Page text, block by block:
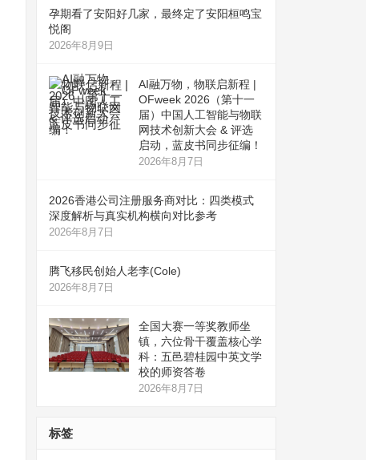
孕期看了安阳好几家，最终定了安阳桓鸣宝
悦阁
2026年8月9日
AI融万物，物联启新程 |
OFweek 2026（第十一
届）中国人工智能与物联
网技术创新大会 & 评选
启动，蓝皮书同步征编！
2026年8月7日
2026香港公司注册服务商对比：四类模式
深度解析与真实机构横向对比参考
2026年8月7日
腾飞移民创始人老李(Cole)
2026年8月7日
全国大赛一等奖教师坐
镇，六位骨干覆盖核心学
科：五邑碧桂园中英文学
校的师资答卷
2026年8月7日
标签